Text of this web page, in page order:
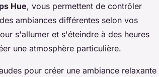
Hue, vous permettent de contrôler
ambiances différentes selon vos
s'allumer et s'éteindre à des heures
une atmosphère particulière.
pour créer une ambiance relaxante